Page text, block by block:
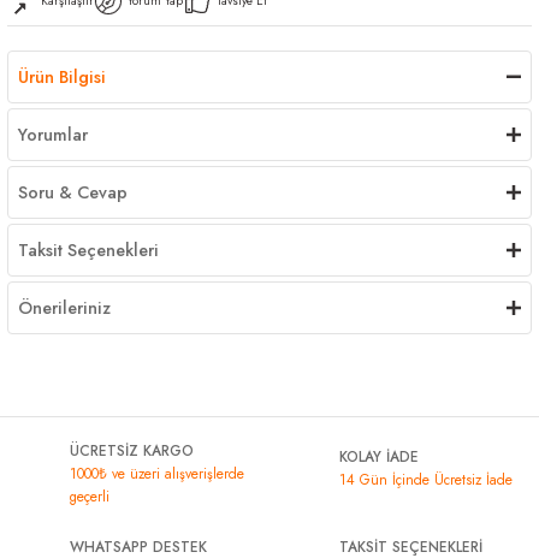
Ürün Bilgisi
Yorumlar
Soru & Cevap
Taksit Seçenekleri
Önerileriniz
ÜCRETSİZ KARGO
1000₺ ve üzeri alışverişlerde
geçerli
KOLAY İADE
14 Gün İçinde Ücretsiz İade
WHATSAPP DESTEK
TAKSİT SEÇENEKLERİ